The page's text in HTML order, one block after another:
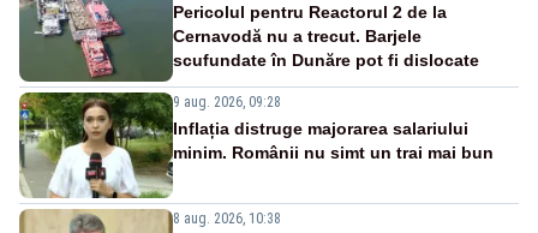
Pericolul pentru Reactorul 2 de la
Cernavodă nu a trecut. Barjele
scufundate în Dunăre pot fi dislocate
9 aug. 2026, 09:28
Inflația distruge majorarea salariului
minim. Românii nu simt un trai mai bun
8 aug. 2026, 10:38